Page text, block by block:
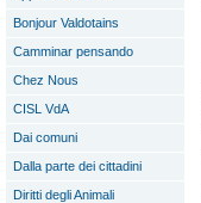
Bonjour Valdotains
Camminar pensando
Chez Nous
CISL VdA
Dai comuni
Dalla parte dei cittadini
Diritti degli Animali